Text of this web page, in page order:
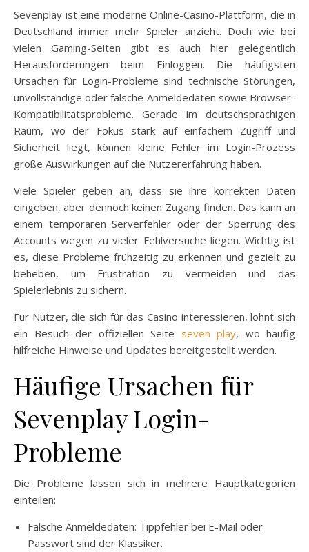
Sevenplay ist eine moderne Online-Casino-Plattform, die in
Deutschland immer mehr Spieler anzieht. Doch wie bei
vielen Gaming-Seiten gibt es auch hier gelegentlich
Herausforderungen beim Einloggen. Die häufigsten
Ursachen für Login-Probleme sind technische Störungen,
unvollständige oder falsche Anmeldedaten sowie Browser-
Kompatibilitätsprobleme. Gerade im deutschsprachigen
Raum, wo der Fokus stark auf einfachem Zugriff und
Sicherheit liegt, können kleine Fehler im Login-Prozess
große Auswirkungen auf die Nutzererfahrung haben.
Viele Spieler geben an, dass sie ihre korrekten Daten
eingeben, aber dennoch keinen Zugang finden. Das kann an
einem temporären Serverfehler oder der Sperrung des
Accounts wegen zu vieler Fehlversuche liegen. Wichtig ist
es, diese Probleme frühzeitig zu erkennen und gezielt zu
beheben, um Frustration zu vermeiden und das
Spielerlebnis zu sichern.
Für Nutzer, die sich für das Casino interessieren, lohnt sich
ein Besuch der offiziellen Seite seven play, wo häufig
hilfreiche Hinweise und Updates bereitgestellt werden.
Häufige Ursachen für
Sevenplay Login-
Probleme
Die Probleme lassen sich in mehrere Hauptkategorien
einteilen:
Falsche Anmeldedaten: Tippfehler bei E-Mail oder
Passwort sind der Klassiker.